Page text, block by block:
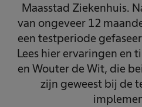
Maasstad Ziekenhuis.
van ongeveer 12
een testperiode
Lees hier ervaringen en
en Wouter de Wit, die
zijn geweest bij de